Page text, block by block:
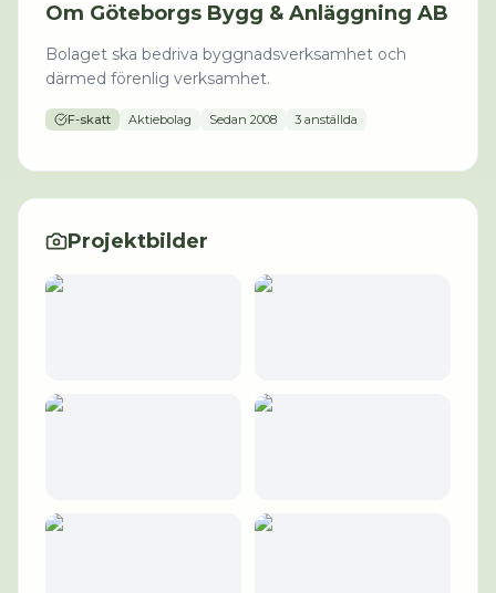
Om Göteborgs Bygg & Anläggning AB
Bolaget ska bedriva byggnadsverksamhet och
därmed förenlig verksamhet.
F-skatt Aktiebolag Sedan 2008 3 anställda
Projektbilder